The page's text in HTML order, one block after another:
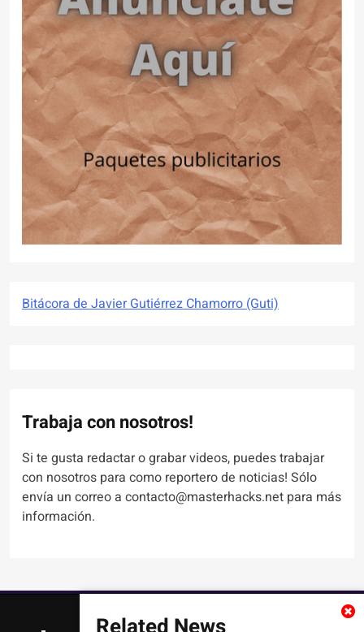
Bitácora de Javier Gutiérrez Chamorro (Guti)
Trabaja con nosotros!
Si te gusta redactar o grabar videos, puedes trabajar
con nosotros para como reportero de noticias! Sólo
envía un correo a contacto@masterhacks.net para más
información.